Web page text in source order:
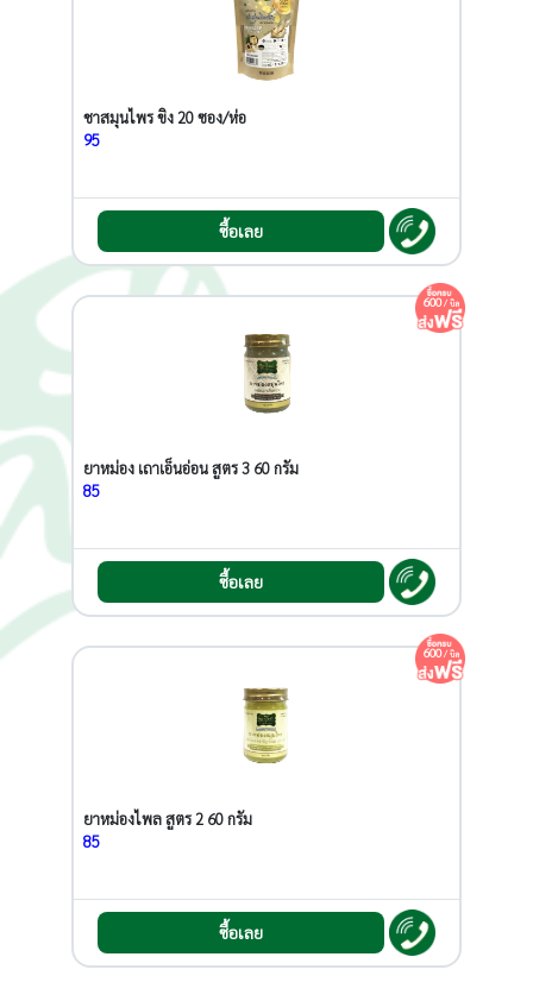
ชาสมุนไพร ขิง 20 ซอง/ห่อ
95
ซื้อเลย
600/ บิล
ยาหม่อง เถาเอ็นอ่อน สูตร 3 60 กรัม
85
ซื้อเลย
600/ บิล
ยาหม่องไพล สูตร 2 60 กรัม
85
ซื้อเลย